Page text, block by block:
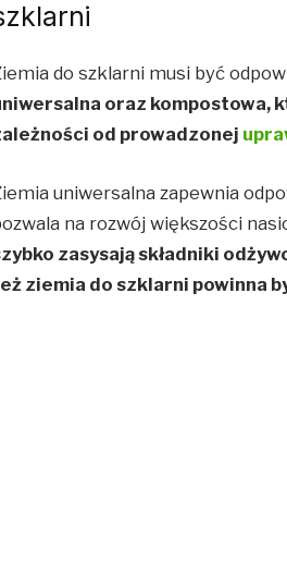
do szklarni musi być
oraz kompostowa,
od prowadzonej
uniwersalna zapewnia
na rozwój większości
zasysają składniki
ziemia do szklarni powinna